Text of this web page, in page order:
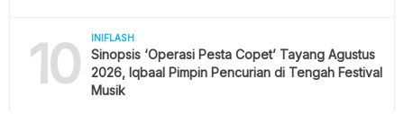
10 INIFLASH
Sinopsis ‘Operasi Pesta Copet’ Tayang Agustus
2026, Iqbaal Pimpin Pencurian di Tengah Festival
Musik